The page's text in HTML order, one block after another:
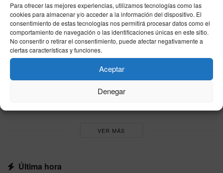
Para ofrecer las mejores experiencias, utilizamos tecnologías como las
cookies para almacenar y/o acceder a la información del dispositivo. El
consentimiento de estas tecnologías nos permitirá procesar datos como el
comportamiento de navegación o las identificaciones únicas en este sitio.
No consentir o retirar el consentimiento, puede afectar negativamente a
ciertas características y funciones.
Aceptar
Denegar
Las ayudas por viviendas destruidas en los
incendios llegan hasta 15.120 euros y exigen
que sea la residencia habitual
España se parte en dos este viernes: hasta 41
grados en el sur mientras el norte esquiva el
VER MÁS
Última hora